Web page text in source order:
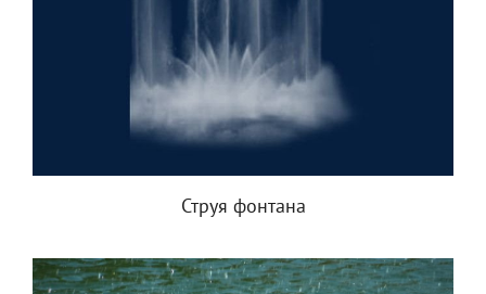
Струя фонтана